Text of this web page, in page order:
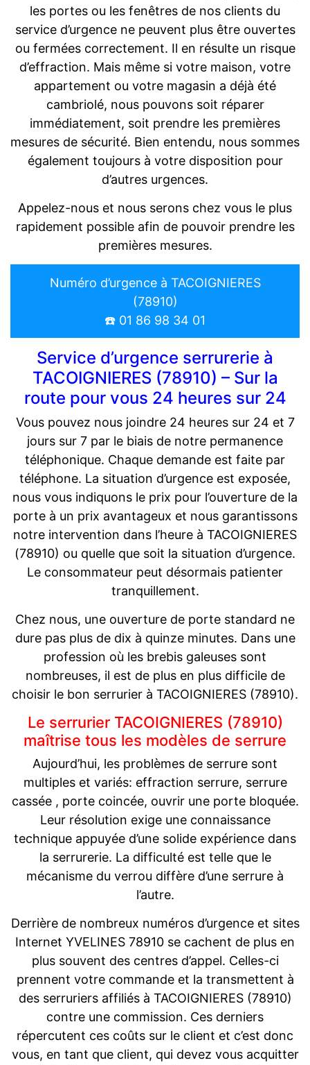
les portes ou les fenêtres de nos clients du
service d’urgence ne peuvent plus être ouvertes
ou fermées correctement. Il en résulte un risque
d’effraction. Mais même si votre maison, votre
appartement ou votre magasin a déjà été
cambriolé, nous pouvons soit réparer
immédiatement, soit prendre les premières
mesures de sécurité. Bien entendu, nous sommes
également toujours à votre disposition pour
d’autres urgences.
Appelez-nous et nous serons chez vous le plus
rapidement possible afin de pouvoir prendre les
premières mesures.
Numéro d’urgence à TACOIGNIERES
(78910)
☎️ 01 86 98 34 01
Service d’urgence serrurerie à
TACOIGNIERES (78910) – Sur la
route pour vous 24 heures sur 24
Vous pouvez nous joindre 24 heures sur 24 et 7
jours sur 7 par le biais de notre permanence
téléphonique. Chaque demande est faite par
téléphone. La situation d’urgence est exposée,
nous vous indiquons le prix pour l’ouverture de la
porte à un prix avantageux et nous garantissons
notre intervention dans l’heure à TACOIGNIERES
(78910) ou quelle que soit la situation d’urgence.
Le consommateur peut désormais patienter
tranquillement.
Chez nous, une ouverture de porte standard ne
dure pas plus de dix à quinze minutes. Dans une
profession où les brebis galeuses sont
nombreuses, il est de plus en plus difficile de
choisir le bon serrurier à TACOIGNIERES (78910).
Le serrurier TACOIGNIERES (78910)
maîtrise tous les modèles de serrure
Aujourd’hui, les problèmes de serrure sont
multiples et variés: effraction serrure, serrure
cassée , porte coincée, ouvrir une porte bloquée.
Leur résolution exige une connaissance
technique appuyée d’une solide expérience dans
la serrurerie. La difficulté est telle que le
mécanisme du verrou diffère d’une serrure à
l’autre.
Derrière de nombreux numéros d’urgence et sites
Internet YVELINES 78910 se cachent de plus en
plus souvent des centres d’appel. Celles-ci
prennent votre commande et la transmettent à
des serruriers affiliés à TACOIGNIERES (78910)
contre une commission. Ces derniers
répercutent ces coûts sur le client et c’est donc
vous, en tant que client, qui devez vous acquitter